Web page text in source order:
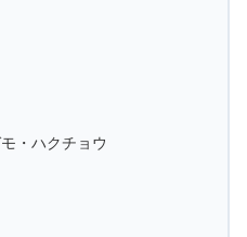
・ハクチョウ